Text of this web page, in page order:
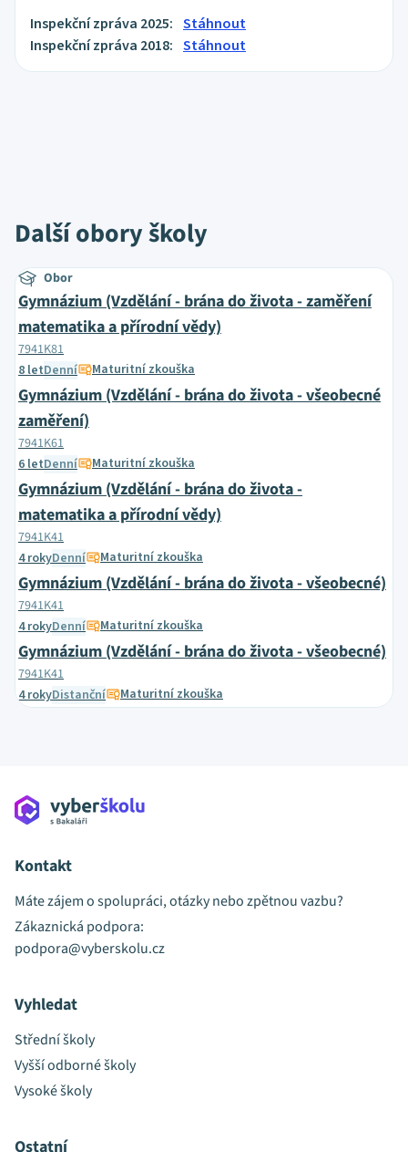
Inspekční zpráva 2025: Stáhnout
Inspekční zpráva 2018: Stáhnout
Další obory školy
Obor
Gymnázium (Vzdělání - brána do života - zaměření
matematika a přírodní vědy)
7941K81
8 letDenní Maturitní zkouška
Gymnázium (Vzdělání - brána do života - všeobecné
zaměření)
7941K61
6 letDenní Maturitní zkouška
Gymnázium (Vzdělání - brána do života -
matematika a přírodní vědy)
7941K41
4 rokyDenní Maturitní zkouška
Gymnázium (Vzdělání - brána do života - všeobecné)
7941K41
4 rokyDenní Maturitní zkouška
Gymnázium (Vzdělání - brána do života - všeobecné)
7941K41
4 rokyDistanční Maturitní zkouška
Kontakt
Máte zájem o spolupráci, otázky nebo zpětnou vazbu?
Zákaznická podpora:
podpora@vyberskolu.cz
Vyhledat
Střední školy
Vyšší odborné školy
Vysoké školy
Ostatní